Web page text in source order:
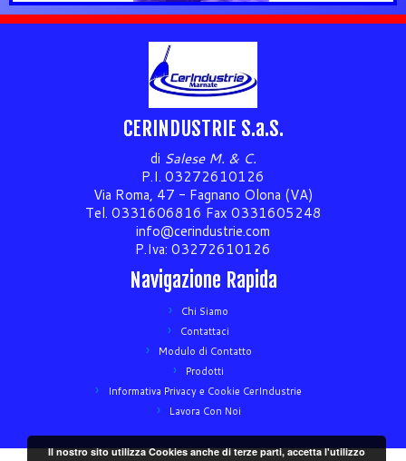
CERINDUSTRIE S.a.S.
di Salese M. & C.
P.I. 03272610126
Via Roma, 47 - Fagnano Olona (VA)
Tel. 0331606816 Fax 0331605248
info@cerindustrie.com
P.Iva: 03272610126
Navigazione Rapida
Chi Siamo
Contattaci
Modulo di Contatto
Prodotti
Informativa Privacy e Cookie CerIndustrie
Lavora Con Noi
Il nostro sito utilizza Cookies anche di terze parti, accetta l'utilizzo